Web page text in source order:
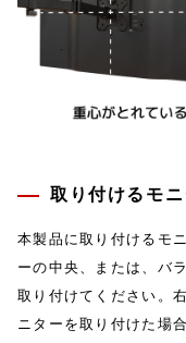
取り付けるモ
本製品に取り付けるモ
ーの中央、または、バ
取り付けてください。
ニターを取り付けた場